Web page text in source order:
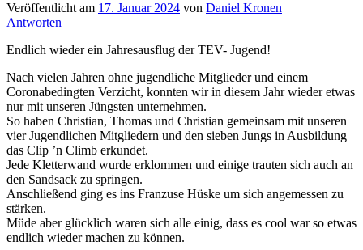
Veröffentlicht am 17. Januar 2024 von Daniel Kronen
Antworten
Endlich wieder ein Jahresausflug der TEV- Jugend!
Nach vielen Jahren ohne jugendliche Mitglieder und einem
Coronabedingten Verzicht, konnten wir in diesem Jahr wieder etwas
nur mit unseren Jüngsten unternehmen.
So haben Christian, Thomas und Christian gemeinsam mit unseren
vier Jugendlichen Mitgliedern und den sieben Jungs in Ausbildung
das Clip ’n Climb erkundet.
Jede Kletterwand wurde erklommen und einige trauten sich auch an
den Sandsack zu springen.
Anschließend ging es ins Franzuse Hüske um sich angemessen zu
stärken.
Müde aber glücklich waren sich alle einig, dass es cool war so etwas
endlich wieder machen zu können.